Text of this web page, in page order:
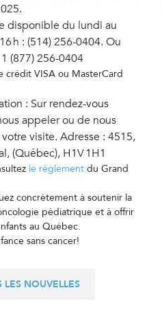
disponible du lundi au
h : (514) 256-0404. Ou
(877) 256-0404
crédit VISA ou MasterCard
: Sur rendez-vous
appeler ou de nous
visite. Adresse : 4515,
(Québec), H1V 1H1
le règlement du Grand
concrètement à soutenir la
pédiatrique et à offrir
au Québec.
sans cancer!
LES NOUVELLES